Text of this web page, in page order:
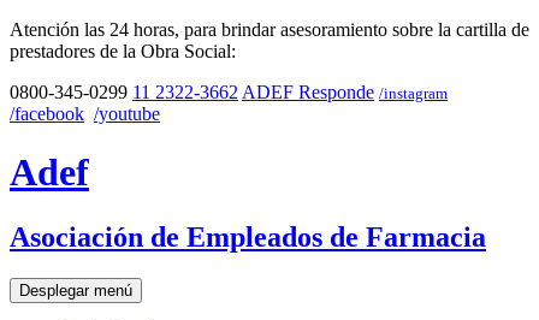
Atención las 24 horas, para brindar asesoramiento sobre la cartilla de
prestadores de la Obra Social:
0800-345-0299 11 2322-3662 ADEF Responde /instagram
/facebook /youtube
Adef
Asociación de Empleados de Farmacia
Desplegar menú